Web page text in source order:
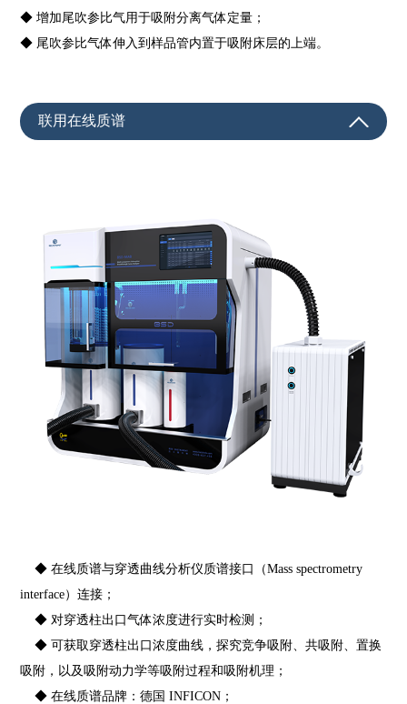
◆ 增加尾吹参比气用于吸附分离气体定量；
◆ 尾吹参比气体伸入到样品管内置于吸附床层的上端。
联用在线质谱
◆ 在线质谱与穿透曲线分析仪质谱接口（Mass spectrometry
interface）连接；
◆ 对穿透柱出口气体浓度进行实时检测；
◆ 可获取穿透柱出口浓度曲线，探究竞争吸附、共吸附、置换
吸附，以及吸附动力学等吸附过程和吸附机理；
◆ 在线质谱品牌：德国 INFICON；